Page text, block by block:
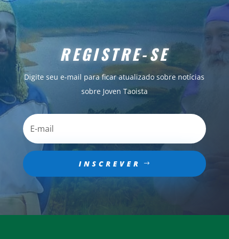
REGISTRE-SE
Digite seu e-mail para ficar atualizado sobre notícias
sobre Joven Taoista
INSCREVER